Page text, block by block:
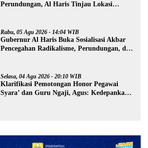
Perundungan, Al Haris Tinjau Lokasi
Rabu, 05 Agu 2026 - 14:04 WIB
Gubernur Al Haris Buka Sosialisasi Akbar
Pencegahan Radikalisme, Perundungan, dan
Selasa, 04 Agu 2026 - 20:10 WIB
Klarifikasi Pemotongan Honor Pegawai
Syara’ dan Guru Ngaji, Agus: Kedepankan